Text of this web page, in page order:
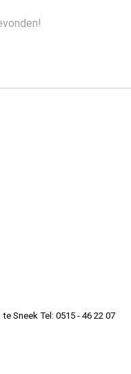
Sneek Tel: 0515 - 46 22 07